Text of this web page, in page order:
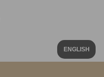
ENGLISH